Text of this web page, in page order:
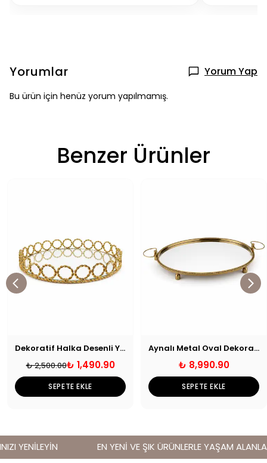
Yorumlar Yorum Yap
Bu ürün için henüz yorum yapılmamış.
Benzer Ürünler
Dekoratif Halka Desenli Yuvarlak Tepsi
₺ 2,500.00₺ 1,490.90
SEPETE EKLE
Aynalı Metal Oval Dekoratif Ayaklı Tepsi Eskitme Gold
₺ 8,990.90
SEPETE EKLE
YENİLEYİN EN YENİ VE ŞIK ÜRÜNLERLE YAŞAM